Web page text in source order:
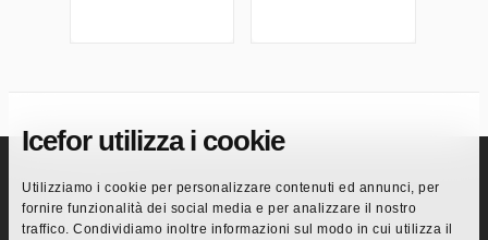
Icefor utilizza i cookie
Utilizziamo i cookie per personalizzare contenuti ed annunci, per
fornire funzionalità dei social media e per analizzare il nostro
traffico. Condividiamo inoltre informazioni sul modo in cui utilizza il
Pagine